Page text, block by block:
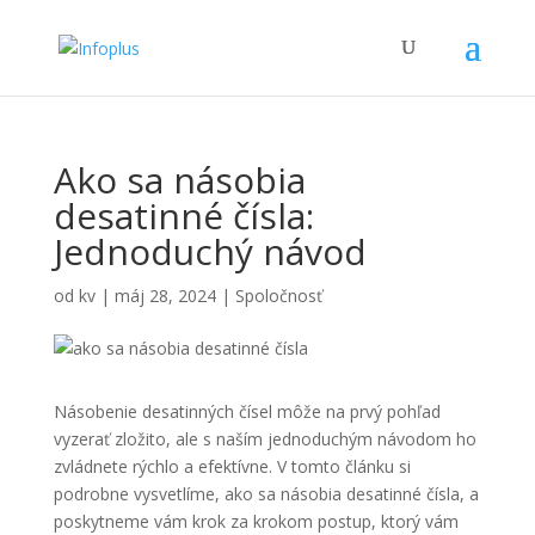
Ako sa násobia
desatinné čísla:
Jednoduchý návod
od kv| máj 28, 2024| Spoločnosť
Násobenie desatinných čísel môže na prvý pohľad
vyzerať zložito, ale s naším jednoduchým návodom ho
zvládnete rýchlo a efektívne. V tomto článku si
podrobne vysvetlíme, ako sa násobia desatinné čísla, a
poskytneme vám krok za krokom postup, ktorý vám